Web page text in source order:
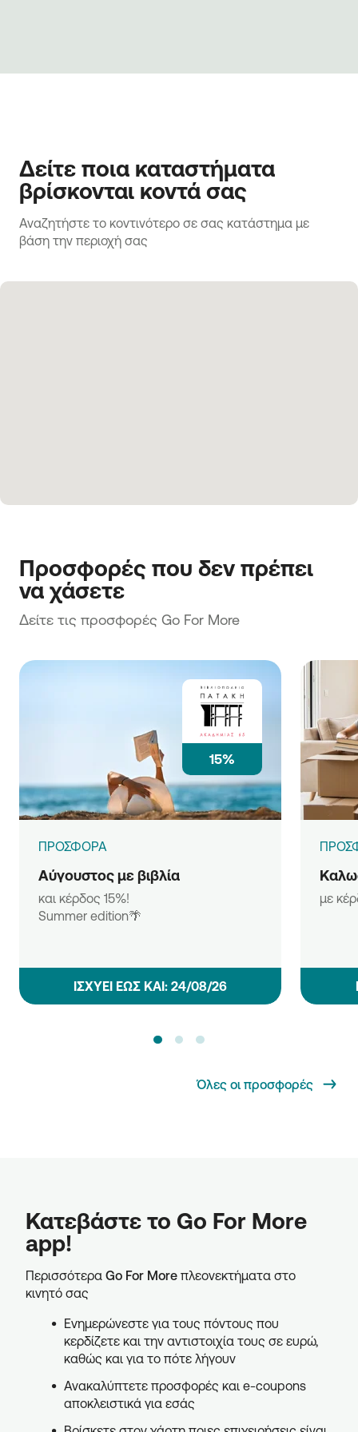
Δείτε ποια καταστήματα
βρίσκονται κοντά σας
Αναζητήστε το κοντινότερο σε σας κατάστημα με
βάση την περιοχή σας
Προσφορές που δεν πρέπει
να χάσετε
Δείτε τις προσφορές Go For More
15%
ΠΡΟΣΦΟΡΑ
Αύγουστος με βιβλία
και κέρδος 15%!
Summer edition🌴
ΙΣΧΥΕΙ ΕΩΣ ΚΑΙ: 24/08/26
με
Όλες οι προσφορές
Κατεβάστε το Go For More
app!
Περισσότερα Go For More πλεονεκτήματα στο
κινητό σας
Ενημερώνεστε για τους πόντους που
κερδίζετε και την αντιστοιχία τους σε ευρώ,
καθώς και για το πότε λήγουν
Ανακαλύπτετε προσφορές και e-coupons
αποκλειστικά για εσάς